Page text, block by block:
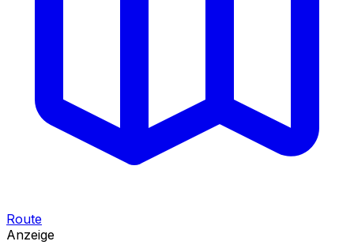
Route
Anzeige